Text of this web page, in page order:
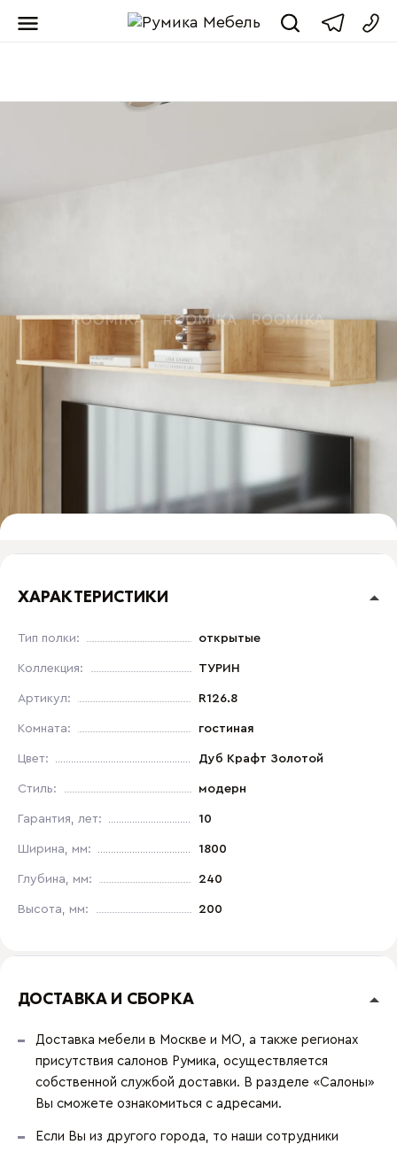
Мебель от
ХАРАКТЕРИСТИКИ
Тип полки: открытые
Коллекция: ТУРИН
Артикул: R126.8
Комната: гостиная
Цвет: Дуб Крафт Золотой
Стиль: модерн
Гарантия, лет: 10
Ширина, мм: 1800
Глубина, мм: 240
Высота, мм: 200
ДОСТАВКА И СБОРКА
Доставка мебели в Москве и МО, а также регионах
присутствия салонов Румика, осуществляется
собственной службой доставки. В разделе «Салоны»
Вы сможете ознакомиться с адресами.
Если Вы из другого города, то наши сотрудники